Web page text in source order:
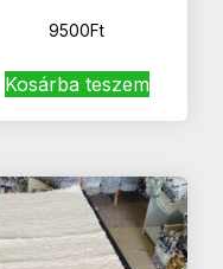
9500Ft
Kosárba teszem